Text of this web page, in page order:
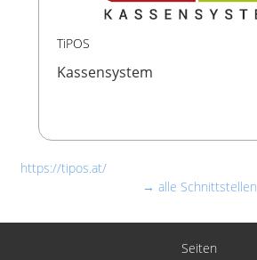
TiPOS
Kassensystem
https://tipos.at/
→ alle Schnittstellen
Seiten